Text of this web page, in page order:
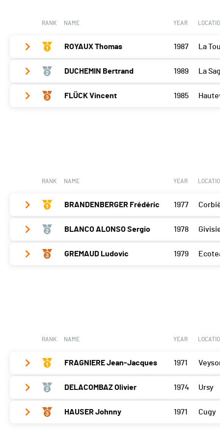
RANK NAME YEAR
ROYAUX Thomas 1987 La
Vallorbe 87
Cossonay 89
DUCHEMIN Bertrand 1989 La
Vallorbe 88
FLÜCK Vincent 1985
RANK NAME YEAR
BRANDENBERGER Frédéric 1977
Vallorbe 97
Cossonay 95
BLANCO ALONSO Sergio 1978
Vallorbe 89
GREMAUD Ludovic 1979
RANK NAME YEAR
FRAGNIERE Jean-Jacques 1971
Vallorbe 97
Cossonay 90
DELACOMBAZ Olivier 1974 Ursy
Vallorbe 91
HAUSER Johnny 1971 Cugy